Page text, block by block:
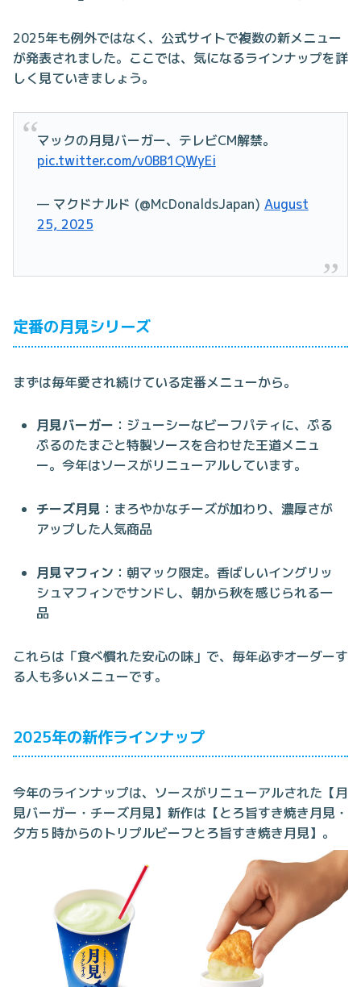
2025年も例外ではなく、公式サイトで複数の新メニュー
が発表されました。ここでは、気になるラインナップを詳
しく見ていきましょう。
マックの月見バーガー、テレビCM解禁。
pic.twitter.com/v0BB1QWyEi
— マクドナルド (@McDonaldsJapan) August
25, 2025
定番の月見シリーズ
まずは毎年愛され続けている定番メニューから。
月見バーガー ：ジューシーなビーフパティに、ぷる
ぷるのたまごと特製ソースを合わせた王道メニュ
ー。今年はソースがリニューアルしています。
チーズ月見 ：まろやかなチーズが加わり、濃厚さが
アップした人気商品
月見マフィン ：朝マック限定。香ばしいイングリッ
シュマフィンでサンドし、朝から秋を感じられる一
品
これらは「食べ慣れた安心の味」で、毎年必ずオーダーす
る人も多いメニューです。
2025年の新作ラインナップ
今年のラインナップは、ソースがリニューアルされた【月
見バーガー・チーズ月見】新作は【とろ旨すき焼き月見・
夕方５時からのトリプルビーフとろ旨すき焼き月見】。